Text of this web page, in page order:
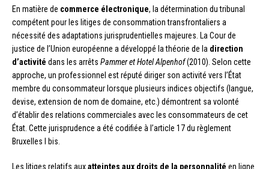
En matière de commerce électronique, la détermination du tribunal
compétent pour les litiges de consommation transfrontaliers a
nécessité des adaptations jurisprudentielles majeures. La Cour de
justice de l’Union européenne a développé la théorie de la direction
d’activité dans les arrêts Pammer et Hotel Alpenhof(2010). Selon cette
approche, un professionnel est réputé diriger son activité vers l’État
membre du consommateur lorsque plusieurs indices objectifs (langue,
devise, extension de nom de domaine, etc.) démontrent sa volonté
d’établir des relations commerciales avec les consommateurs de cet
État. Cette jurisprudence a été codifiée à l’article 17 du règlement
Bruxelles I bis.
Les litiges relatifs auxatteintes aux droits de la personnalité en ligne